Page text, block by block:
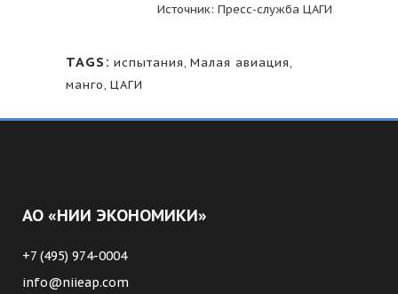
Источник: Пресс-служба ЦАГИ
TAGS: испытания, Малая авиация,
манго, ЦАГИ
АО «НИИ ЭКОНОМИКИ»
+7 (495) 974-0004
info@niieap.com